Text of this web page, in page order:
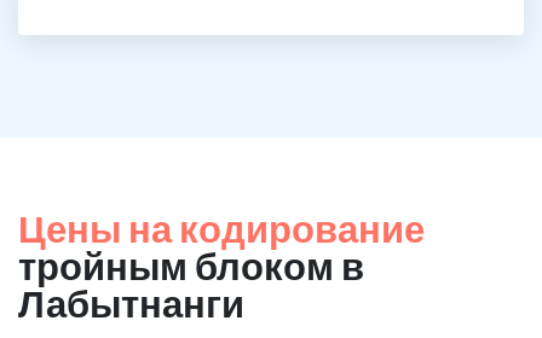
Цены на кодирование
тройным блоком в
Лабытнанги